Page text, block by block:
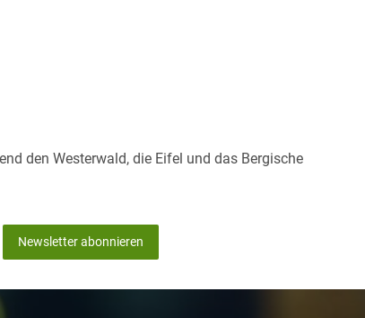
den Westerwald, die Eifel und das Bergische
Newsletter abonnieren